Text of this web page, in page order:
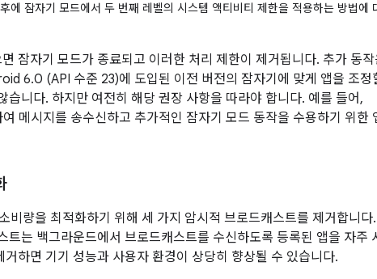
에 잠자기 모드에서 두 번째 레벨의 시스템 액티비티 제한을 적용하는 방법에
잠자기 모드가 종료되고 이러한 처리 제한이 제거됩니다. 추가 동작
6.0 (API 수준 23)에 도입된 이전 버전의 잠자기에 맞게 앱을 조정
습니다. 하지만 여전히 해당 권장 사항을 따라야 합니다. 예를 들어,
메시지를 송수신하고 추가적인 잠자기 모드 동작을 수용하기 위한
량을 최적화하기 위해 세 가지 암시적 브로드캐스트를 제거합니다
트는 백그라운드에서 브로드캐스트를 수신하도록 등록된 앱을 자주
하면 기기 성능과 사용자 환경이 상당히 향상될 수 있습니다.